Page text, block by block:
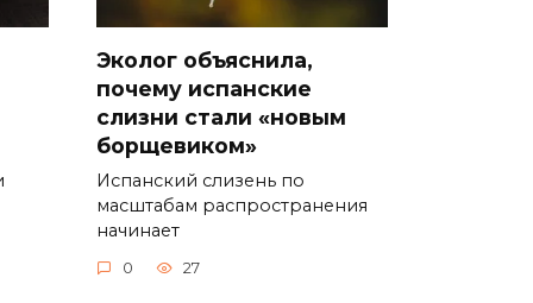
Эколог объяснила,
почему испанские
слизни стали «новым
борщевиком»
Испанский слизень по
масштабам распространения
начинает
0 27